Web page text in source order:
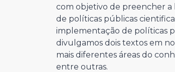
com objetivo de preencher
de políticas públicas
implementação de políticas
divulgamos dois textos em
mais diferentes áreas do
entre outras.